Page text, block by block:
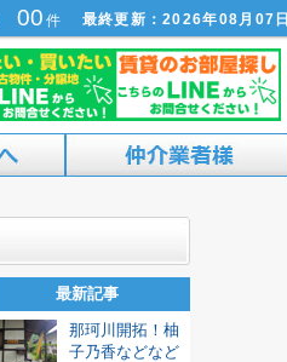
00 件 最終更新：2026年08月07日
最新記事
那珂川開拓！柚
子乃香などなど